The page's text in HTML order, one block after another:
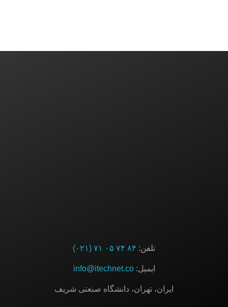
تلفن: ۸۴ ۷۴ ۰۵ ۷۱ (۰۲۱)
ایمیل:info@itechnet.co
ایران، تهران، دانشگاه صنعتی شریف